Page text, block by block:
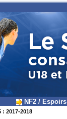
NF2 / Espoirs
: 2017-2018